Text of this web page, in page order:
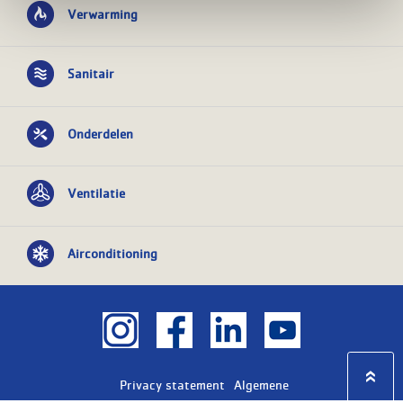
Verwarming
Sanitair
Onderdelen
Ventilatie
Airconditioning
Privacy statement Algemene